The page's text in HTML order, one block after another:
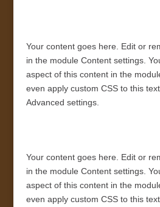
Your content goes here. Edit or
in the module Content settings.
aspect of this content in the
even apply custom CSS to this
Advanced settings.
Your content goes here. Edit or
in the module Content settings.
aspect of this content in the
even apply custom CSS to this